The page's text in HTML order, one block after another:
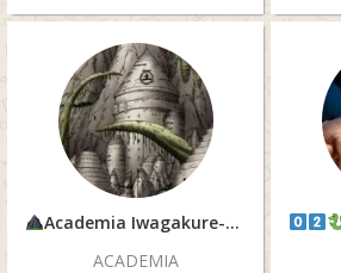
Academia Iwagakure-RPG
ACADEMIA